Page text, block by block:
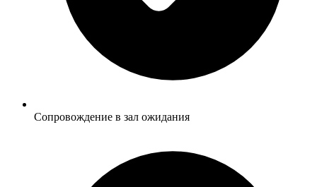
Сопровождение в зал ожидания